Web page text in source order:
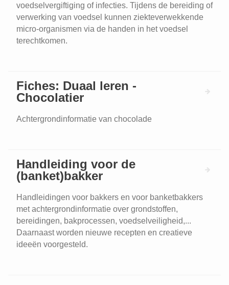
voedselvergiftiging of infecties. Tijdens de bereiding of
verwerking van voedsel kunnen ziekteverwekkende
micro-organismen via de handen in het voedsel
terechtkomen.
Fiches: Duaal leren -
Chocolatier
Achtergrondinformatie van chocolade
Handleiding voor de
(banket)bakker
Handleidingen voor bakkers en voor banketbakkers
met achtergrondinformatie over grondstoffen,
bereidingen, bakprocessen, voedselveiligheid,...
Daarnaast worden nieuwe recepten en creatieve
ideeën voorgesteld.